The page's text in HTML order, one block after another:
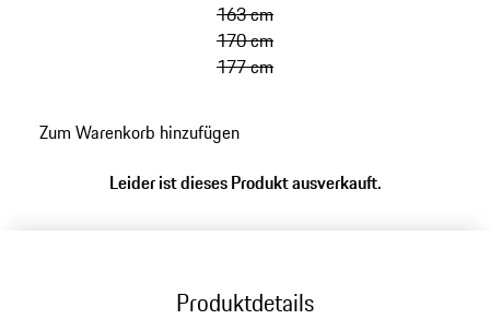
163 cm
170 cm
177 cm
Zum Warenkorb hinzufügen
Leider ist dieses Produkt ausverkauft.
Produktdetails